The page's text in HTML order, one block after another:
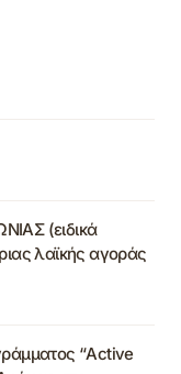
(ειδικά
λαϊκής αγοράς
“Active